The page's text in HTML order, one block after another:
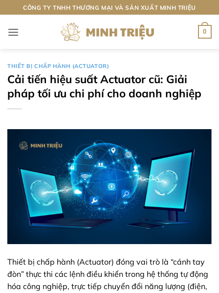
qua
nội
CÔNG TY TNHH THƯƠNG MẠI VÀ SẢN XUẤT MINH TRIỆU
0
THIẾT BỊ CHẤP HÀNH (ACTUATOR)
Cải tiến hiệu suất Actuator cũ: Giải
pháp tối ưu chi phí cho doanh nghiệp
Thiết bị chấp hành (Actuator) đóng vai trò là “cánh tay
đòn” thực thi các lệnh điều khiển trong hệ thống tự động
hóa công nghiệp, trực tiếp chuyển đổi năng lượng (điện,